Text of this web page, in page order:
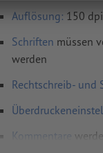
Auflösung: 150 dpi
Schriften müssen
werden
Rechtschreib- und
Kommentare